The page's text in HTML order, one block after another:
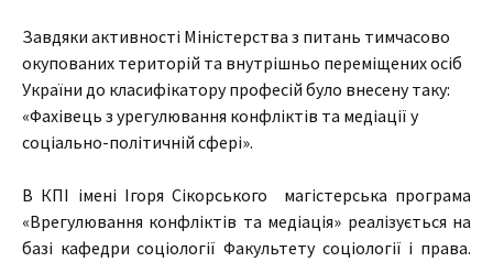
Завдяки активності Міністерства з питань тимчасово
окупованих територій та внутрішньо переміщених осіб
України до класифікатору професій було внесену таку:
«Фахівець з урегулювання конфліктів та медіації у
соціально-політичній сфері».
В КПІ імені Ігоря Сікорського магістерська програма
«Врегулювання конфліктів та медіація» реалізується на
базі кафедри соціології Факультету соціології і права.